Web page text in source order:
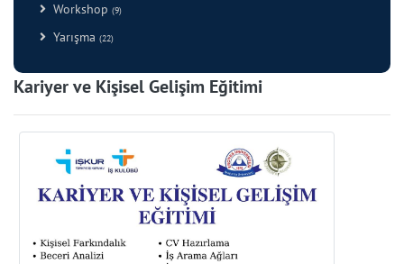
Workshop (9)
Yarışma (22)
Kariyer ve Kişisel Gelişim Eğitimi